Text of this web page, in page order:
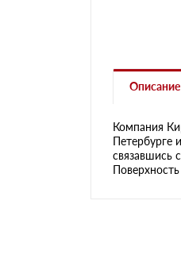
Описание
Компания
Петербурге
связавшись